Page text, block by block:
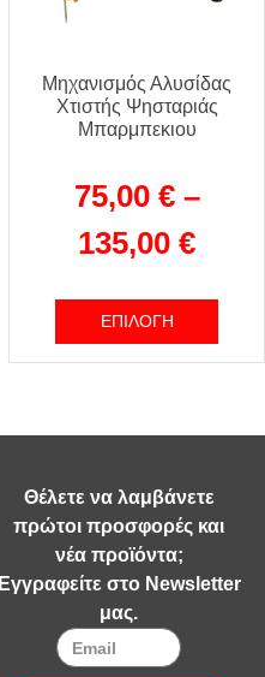
Μηχανισμός Αλυσίδας
Χτιστής Ψησταριάς
Μπαρμπεκιου
75,00 € –
135,00 €
ΕΠΙΛΟΓΉ
Θέλετε να λαμβάνετε
πρώτοι προσφορές και
νέα προϊόντα;
Εγγραφείτε στο Newsletter
μας.